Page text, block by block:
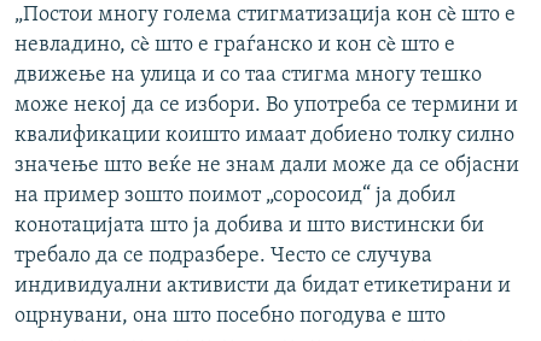
„Постои многу голема стигматизација кон сè што е
невладино, сè што е граѓанско и кон сè што е
движење на улица и со таа стигма многу тешко
може некој да се избори. Во употреба се термини и
квалификации коишто имаат добиено толку силно
значење што веќе не знам дали може да се објасни
на пример зошто поимот „соросоид“ ја добил
конотацијата што ја добива и што вистински би
требало да се подразбере. Често се случува
индивидуални активисти да бидат етикетирани и
оцрнувани, она што посебно погодува е што